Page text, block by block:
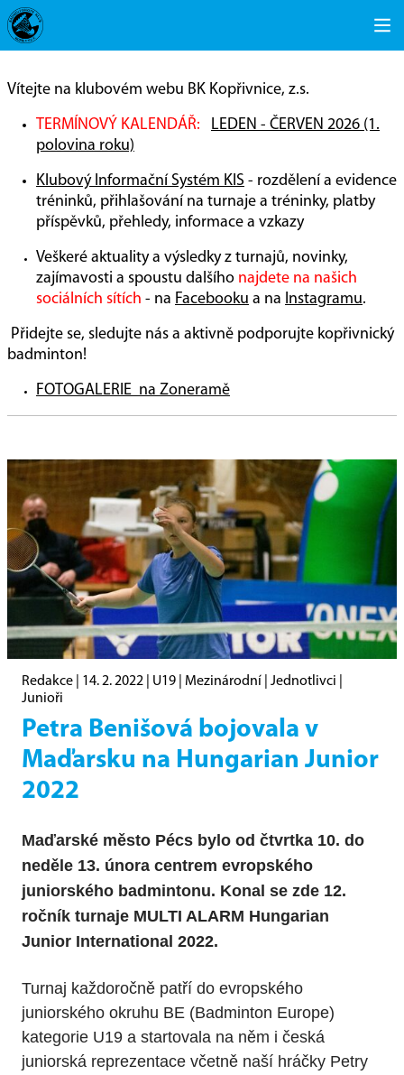
Vítejte na klubovém webu BK Kopřivnice, z.s.
TERMÍNOVÝ KALENDÁŘ: LEDEN - ČERVEN 2026 (1.
polovina roku)
Klubový Informační Systém KIS - rozdělení a evidence
tréninků, přihlašování na turnaje a tréninky, platby
příspěvků, přehledy, informace a vzkazy
Veškeré aktuality a výsledky z turnajů, novinky,
zajímavosti a spoustu dalšího najdete na našich
sociálních sítích - na Facebooku a na Instagramu.
Přidejte se, sledujte nás a aktivně podporujte kopřivnický
badminton!
FOTOGALERIE na Zoneramě
Redakce | 14. 2. 2022 U19 Mezinárodní Jednotlivci
Junioři
Petra Benišová bojovala v
Maďarsku na Hungarian Junior
2022
Maďarské město Pécs bylo od čtvrtka 10. do
neděle 13. února centrem evropského
juniorského badmintonu. Konal se zde 12.
ročník turnaje MULTI ALARM Hungarian
Junior International 2022.
Turnaj každoročně patří do evropského
juniorského okruhu BE (Badminton Europe)
kategorie U19 a startovala na něm i česká
juniorská reprezentace včetně naší hráčky Petry